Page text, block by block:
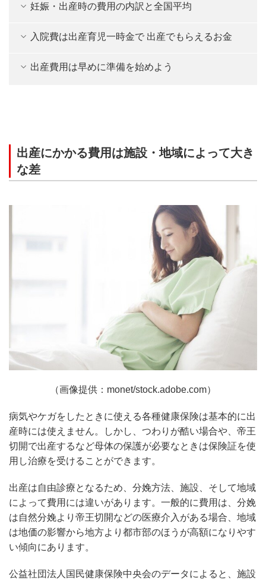
妊娠・出産時の費用の内訳と全国平均
入院費は出産育児一時金で 出産でもらえるお金
出産費用は早めに準備を始めよう
出産にかかる費用は施設・地域によって大き
な差
（画像提供：monet/stock.adobe.com）
病気やケガをしたときに使える各種健康保険は基本的に出
産時には使えません。しかし、つわりが酷い場合や、帝王
切開で出産するなど母体の保護が必要なときは保険証を使
用し治療を受けることができます。
出産は自由診療となるため、分娩方法、施設、そして地域
によって費用には違いがあります。一般的に費用は、分娩
は自然分娩より帝王切開などの医療介入がある場合、地域
は地価の影響から地方より都市部のほうが高額になりやす
い傾向にあります。
公益社団法人国民健康保険中央会のデータによると、施設